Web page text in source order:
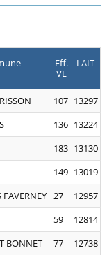
Eff.
VL
LAIT
107 13297
136 13224
183 13130
149 13019
FAVERNEY 27
12957
59
12814
BONNET 77
12738